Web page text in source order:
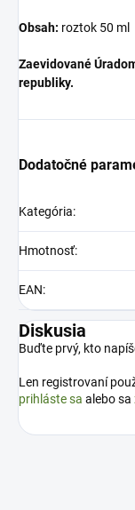
Obsah: roztok 50 ml
Zaevidované
republiky.
Dodatočné
Kategória:
Hmotnosť:
EAN:
Diskusia
Buďte prvý, kto
Len registrovaní
prihláste sa alebo sa